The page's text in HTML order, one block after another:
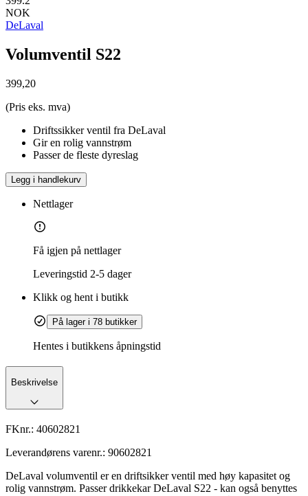
NOK
DeLaval
Volumventil S22
399,20
(Pris eks. mva)
Driftssikker ventil fra DeLaval
Gir en rolig vannstrøm
Passer de fleste dyreslag
Legg i handlekurv
Nettlager
Få igjen på nettlager
Leveringstid 2-5 dager
Klikk og hent i butikk
På lager i 78 butikker
Hentes i butikkens åpningstid
Beskrivelse
FKnr.: 40602821
Leverandørens varenr.: 90602821
DeLaval volumventil er en driftsikker ventil med høy kapasitet og
rolig vannstrøm. Passer drikkekar DeLaval S22 - kan også benyttes